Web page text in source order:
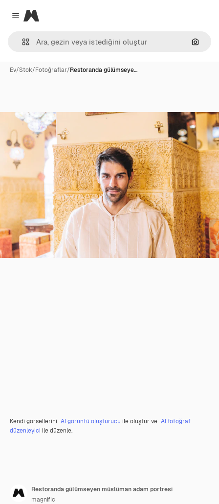
Close menu
Magnific
Ev/Stok/Fotoğraflar/Restoranda gülümseye…
Kendi görsellerini AI görüntü oluşturucu ile oluştur ve AI fotoğraf
düzenleyici ile düzenle.
Restoranda gülümseyen müslüman adam portresi
magnific